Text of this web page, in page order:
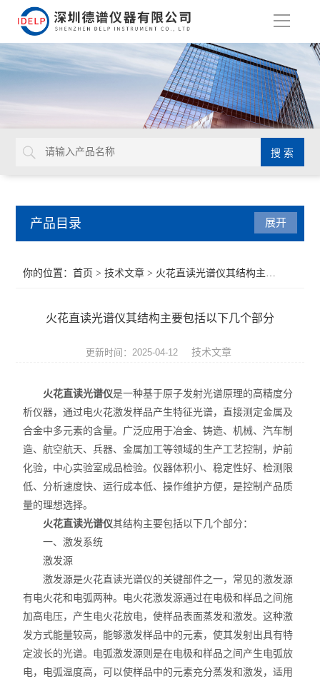
导
产品目录
ROHS分析仪
卤素检测仪
环保检测仪
液相色谱仪
X射线光谱仪
矿石分析仪
合金分析仪
元素分析仪
不锈钢分析仪
展开
你的位置：首页 >技术文章 > 火花直读光谱仪其结构主要包括以下几个部分
火花直读光谱仪其结构主要包括以下几个部分
更新时间：2025-04-12 技术文章
火花直读光谱仪是一种基于原子发射光谱原理的高精度分
析仪器，通过电火花激发样品产生特征光谱，直接测定金属及
合金中多元素的含量。广泛应用于冶金、铸造、机械、汽车制
造、航空航天、兵器、金属加工等领域的生产工艺控制，炉前
化验，中心实验室成品检验。仪器体积小、稳定性好、检测限
低、分析速度快、运行成本低、操作维护方便，是控制产品质
量的理想选择。
火花直读光谱仪其结构主要包括以下几个部分：
一、激发系统
激发源
激发源是火花直读光谱仪的关键部件之一，常见的激发源
有电火花和电弧两种。电火花激发源通过在电极和样品之间施
加高电压，产生电火花放电，使样品表面蒸发和激发。这种激
发方式能量较高，能够激发样品中的元素，使其发射出具有特
定波长的光谱。电弧激发源则是在电极和样品之间产生电弧放
电，电弧温度高，可以使样品中的元素充分蒸发和激发，适用